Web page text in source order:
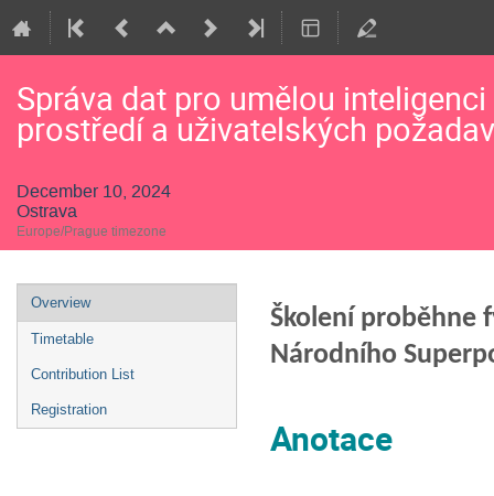
Správa dat pro umělou
prostředí a uživatelských
December 10, 2024
Ostrava
Europe/Prague timezone
Event
menu
Overview
Timetable
Contribution List
Registration
Školení proběhne
Národního
Anotace